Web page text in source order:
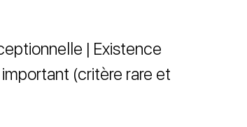
| Existence
(critère rare et